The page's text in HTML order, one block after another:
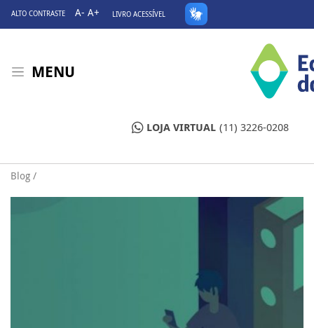
ALTO CONTRASTE A- A+ LIVRO ACESSÍVEL
MENU
LOJA VIRTUAL (11) 3226-0208
Blog /